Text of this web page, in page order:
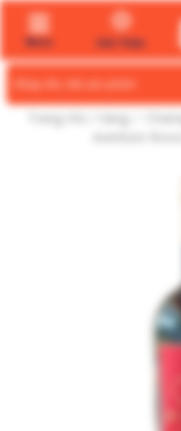
Menu Giới Thiệu
Search
for:
Trang chủ Vang ✅